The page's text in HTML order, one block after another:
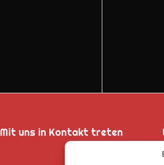
Mit uns in Kontakt treten